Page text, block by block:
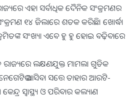
ଏହା ସର୍ବାଧିକ ଦୈନିକ ସଂକ୍ରମଣର
୧୪ ଜିଲାରେ ଶତକ କରିଛି। ଖୋର୍ଦ୍ଧା
ସଂଖ୍ୟା ଏବେ ହୁ ହୁ ହୋଇ ବଢ଼ିବାରେ
ଲକ୍ଷଣଯୁକ୍ତ ମାମଲା ଗୁଡିକ
ଆସିବା ସ​‌​‌ତ୍ତେ​‌ ତାହାର ଆରଟି-
ସ୍ୱାସ୍ଥ୍ୟ ଓ ପରିବାର କଲ୍ୟାଣ